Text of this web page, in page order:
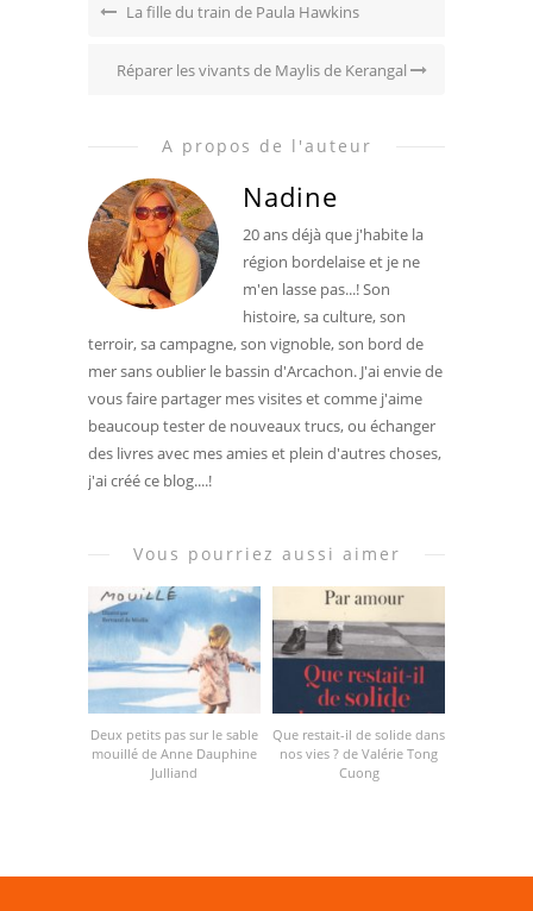
La fille du train de Paula Hawkins
Réparer les vivants de Maylis de Kerangal
A propos de l'auteur
Nadine
20 ans déjà que j'habite la
région bordelaise et je ne
m'en lasse pas...! Son
histoire, sa culture, son
terroir, sa campagne, son vignoble, son bord de
mer sans oublier le bassin d'Arcachon. J'ai envie de
vous faire partager mes visites et comme j'aime
beaucoup tester de nouveaux trucs, ou échanger
des livres avec mes amies et plein d'autres choses,
j'ai créé ce blog....!
Vous pourriez aussi aimer
Deux petits pas sur le sable
mouillé de Anne Dauphine
Julliand
Que restait-il de solide dans
nos vies ? de Valérie Tong
Cuong